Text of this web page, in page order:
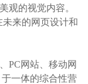
观的视觉内容。
未来的网页设计和
PC网站、移动网
一体的综合性营